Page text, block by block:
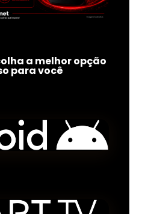
a melhor opção
para você